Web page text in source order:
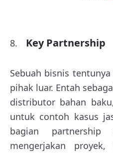
Key Partnership
Sebuah bisnis
pihak luar. Entah
distributor bahan
untuk contoh kasus
bagian
mengerjakan